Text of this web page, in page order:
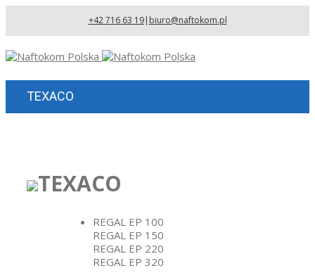
+42 716 63 19| biuro@naftokom.pl
TEXACO
TEXACO
REGAL EP 100
REGAL EP 150
REGAL EP 220
REGAL EP 320